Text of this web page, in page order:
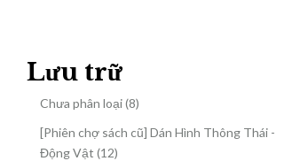
Lưu trữ
Chưa phân loại 88
phẩm
[Phiên chợ sách cũ] Dán Hình Thông Thái -
Động Vật 1212